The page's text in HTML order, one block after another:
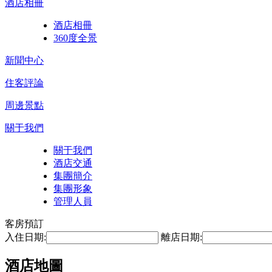
酒店相冊
酒店相冊
360度全景
新聞中心
住客評論
周邊景點
關于我們
關于我們
酒店交通
集團簡介
集團形象
管理人員
客房預訂
入住日期:
離店日期:
酒店地圖